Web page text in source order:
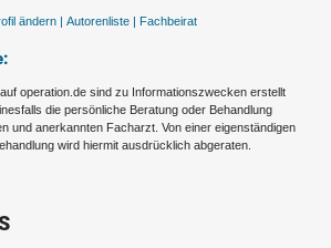
ändern | Autorenliste | Fachbeirat
operation.de sind zu Informationszwecken erstellt
die persönliche Beratung oder Behandlung
und anerkannten Facharzt. Von einer eigenständigen
wird hiermit ausdrücklich abgeraten.